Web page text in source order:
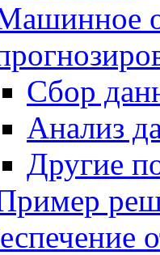
Сбор
Анализ
Другие